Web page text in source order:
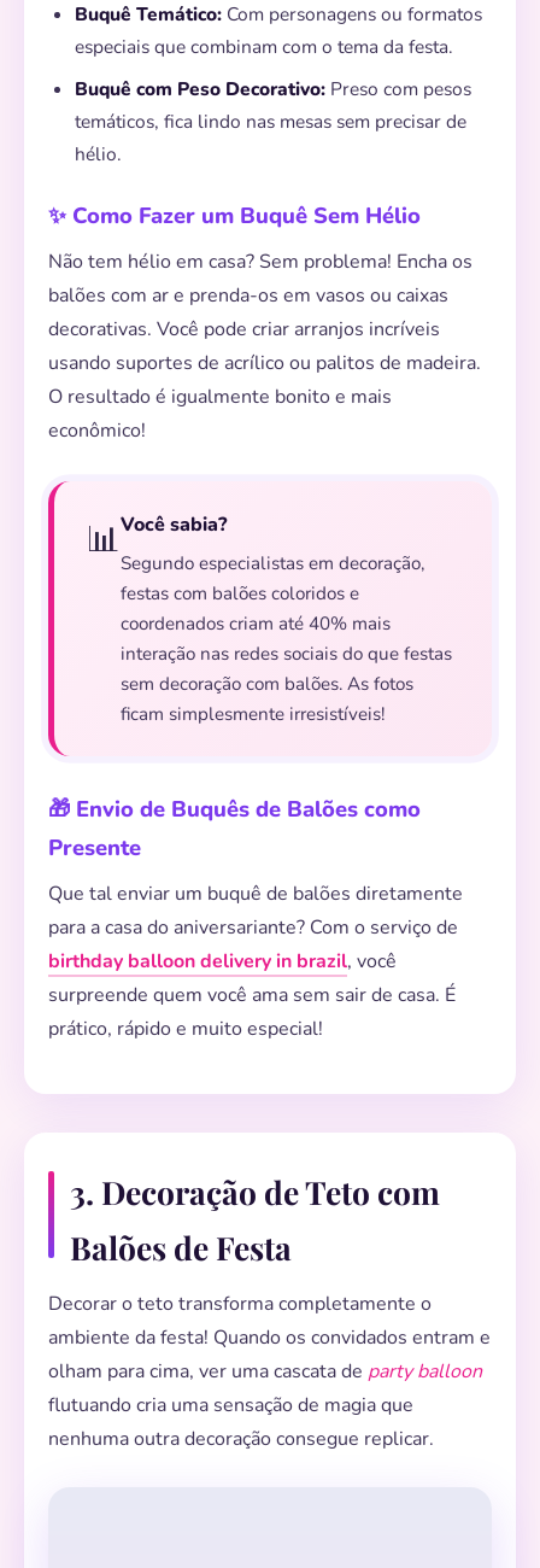
🎈
💫
Buquê Temático: Com personagens ou formatos
especiais que combinam com o tema da festa.
Buquê com Peso Decorativo: Preso com pesos
temáticos, fica lindo nas mesas sem precisar de
hélio.
✨ Como Fazer um Buquê Sem Hélio
Não tem hélio em casa? Sem problema! Encha os
balões com ar e prenda-os em vasos ou caixas
decorativas. Você pode criar arranjos incríveis
usando suportes de acrílico ou palitos de madeira.
O resultado é igualmente bonito e mais
econômico!
📊Você sabia?
Segundo especialistas em decoração,
festas com balões coloridos e
coordenados criam até 40% mais
interação nas redes sociais do que festas
sem decoração com balões. As fotos
ficam simplesmente irresistíveis!
🎁 Envio de Buquês de Balões como
Presente
Que tal enviar um buquê de balões diretamente
para a casa do aniversariante? Com o serviço de
birthday balloon delivery in brazil, você
surpreende quem você ama sem sair de casa. É
prático, rápido e muito especial!
3. Decoração de Teto com
Balões de Festa
Decorar o teto transforma completamente o
ambiente da festa! Quando os convidados entram e
olham para cima, ver uma cascata de party balloon
flutuando cria uma sensação de magia que
nenhuma outra decoração consegue replicar.